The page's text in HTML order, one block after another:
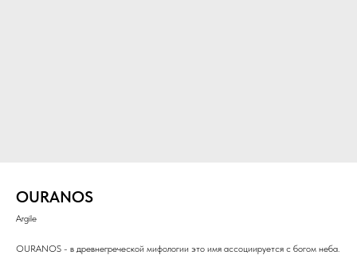
OURANOS
Argile
OURANOS - в древнегреческой мифологии это имя ассоциируется с богом неба.